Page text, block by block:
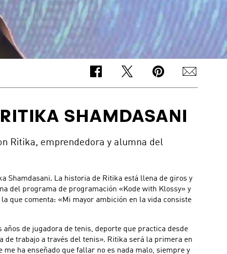
SHAMDASANI
Ritika, emprendedora y alumna del
Shamdasani. La historia de Ritika está llena de giros y
del programa de programación «Kode with Klossy» y
que comenta: «Mi mayor ambición en la vida consiste
de jugadora de tenis, deporte que practica desde
trabajo a través del tenis». Ritika será la primera en
ha enseñado que fallar no es nada malo, siempre y